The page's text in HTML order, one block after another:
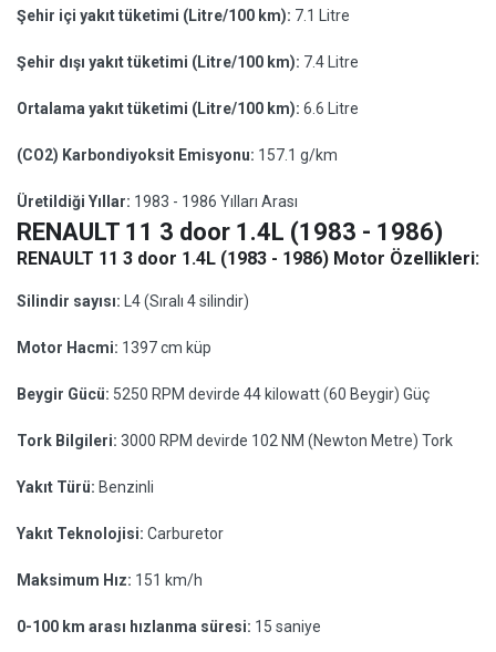
Şehir içi yakıt tüketimi (Litre/100 km): 7.1 Litre
Şehir dışı yakıt tüketimi (Litre/100 km): 7.4 Litre
Ortalama yakıt tüketimi (Litre/100 km): 6.6 Litre
(CO2) Karbondiyoksit Emisyonu: 157.1 g/km
Üretildiği Yıllar: 1983 - 1986 Yılları Arası
RENAULT 11 3 door 1.4L (1983 - 1986)
RENAULT 11 3 door 1.4L (1983 - 1986) Motor Özellikleri:
Silindir sayısı: L4 (Sıralı 4 silindir)
Motor Hacmi: 1397 cm küp
Beygir Gücü: 5250 RPM devirde 44 kilowatt (60 Beygir) Güç
Tork Bilgileri: 3000 RPM devirde 102 NM (Newton Metre) Tork
Yakıt Türü: Benzinli
Yakıt Teknolojisi: Carburetor
Maksimum Hız: 151 km/h
0-100 km arası hızlanma süresi: 15 saniye